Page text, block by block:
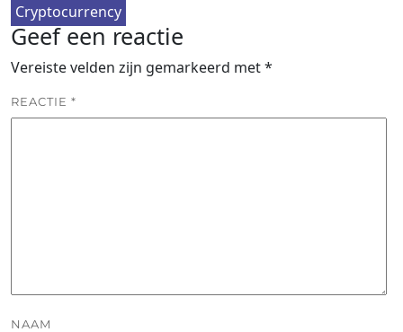
Cryptocurrency
Geef een reactie
Vereiste velden zijn gemarkeerd met*
REACTIE *
NAAM